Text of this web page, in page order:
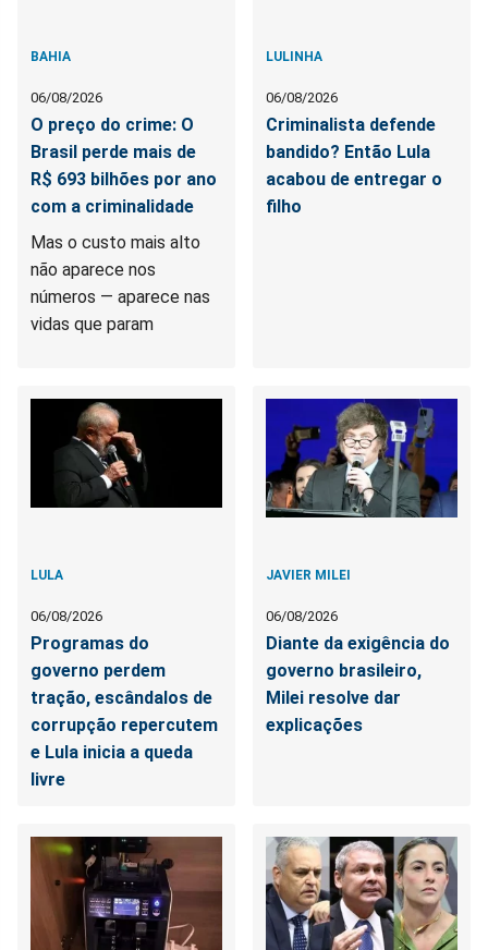
BAHIA
06/08/2026
O preço do crime: O
Brasil perde mais de
R$ 693 bilhões por ano
com a criminalidade
Mas o custo mais alto
não aparece nos
números — aparece nas
vidas que param
LULINHA
06/08/2026
Criminalista defende
bandido? Então Lula
acabou de entregar o
filho
LULA
06/08/2026
Programas do
governo perdem
tração, escândalos de
corrupção repercutem
e Lula inicia a queda
livre
JAVIER MILEI
06/08/2026
Diante da exigência do
governo brasileiro,
Milei resolve dar
explicações